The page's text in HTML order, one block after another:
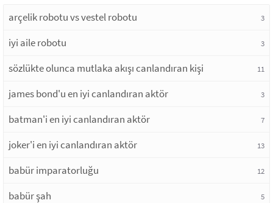
arçelik robotu vs vestel robotu 3
iyi aile robotu 3
sözlükte olunca mutlaka akışı canlandıran kişi 11
james bond'u en iyi canlandıran aktör 3
batman'i en iyi canlandıran aktör 7
joker'i en iyi canlandıran aktör 13
babür imparatorluğu 12
babür şah 5